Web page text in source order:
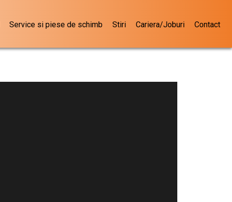
Service si piese de schimb Stiri Cariera/Joburi Contact